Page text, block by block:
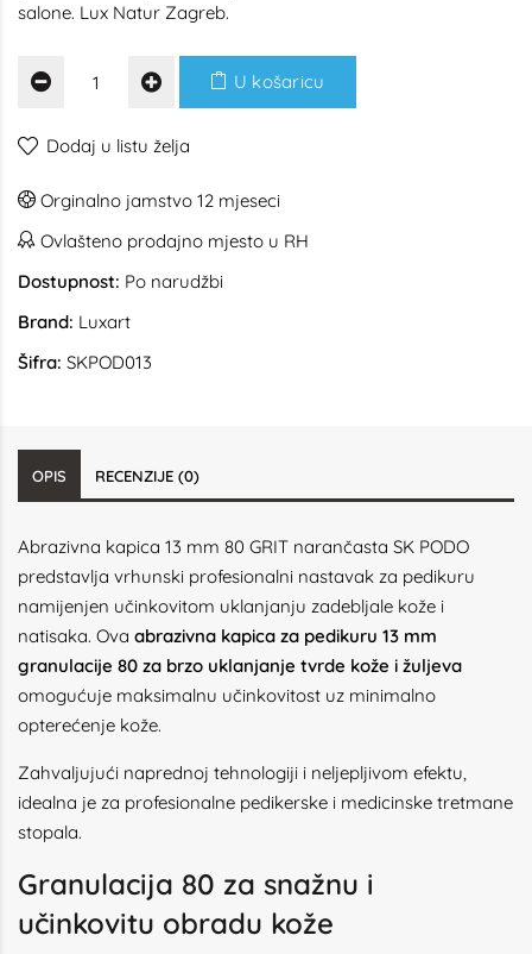
salone. Lux Natur Zagreb.
U košaricu
Dodaj u listu želja
Orginalno jamstvo 12 mjeseci
Ovlašteno prodajno mjesto u RH
Dostupnost: Po narudžbi
Brand: Luxart
Šifra: SKPOD013
OPIS RECENZIJE (0)
Abrazivna kapica 13 mm 80 GRIT narančasta SK PODO
predstavlja vrhunski profesionalni nastavak za pedikuru
namijenjen učinkovitom uklanjanju zadebljale kože i
natisaka. Ova abrazivna kapica za pedikuru 13 mm
granulacije 80 za brzo uklanjanje tvrde kože i žuljeva
omogućuje maksimalnu učinkovitost uz minimalno
opterećenje kože.
Zahvaljujući naprednoj tehnologiji i neljepljivom efektu,
idealna je za profesionalne pedikerske i medicinske tretmane
stopala.
Granulacija 80 za snažnu i
učinkovitu obradu kože